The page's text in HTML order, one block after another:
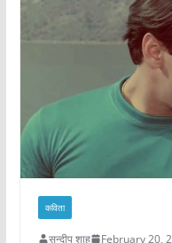
कविता
सन्दीप शाह February 20,